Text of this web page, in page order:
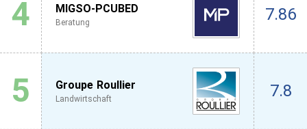
4 MIGSO-PCUBED
Beratung 7.86
5 Groupe Roullier
Landwirtschaft 7.8